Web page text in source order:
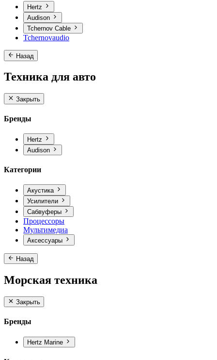
Hertz
Audison
Tchernov Cable
Tchernovaudio
Назад
Техника для авто
Закрыть
Бренды
Hertz
Audison
Категории
Акустика
Усилители
Сабвуферы
Процессоры
Мультимедиа
Аксессуары
Назад
Морская техника
Закрыть
Бренды
Hertz Marine